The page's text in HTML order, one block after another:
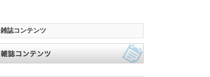
雑誌コンテンツ